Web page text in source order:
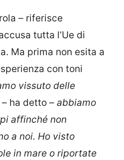
– riferisce
tutta l’Ue di
Ma prima non esita a
con toni
vissuto delle
– ha detto – abbiamo
affinché non
a noi. Ho visto
in mare o riportate